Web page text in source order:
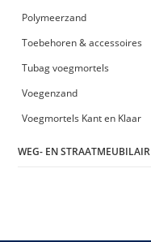
Polymeerzand
Toebehoren & accessoires
Tubag voegmortels
Voegenzand
Voegmortels Kant en Klaar
WEG- EN STRAATMEUBILAIR